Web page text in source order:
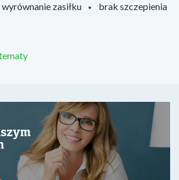
wyrównanie zasiłku
brak szczepienia